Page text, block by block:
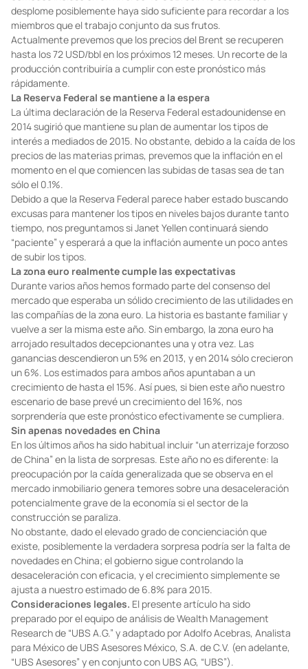
desplome posiblemente haya sido suficiente para recordar a los
miembros que el trabajo conjunto da sus frutos.
Actualmente prevemos que los precios del Brent se recuperen
hasta los 72 USD/bbl en los próximos 12 meses. Un recorte de la
producción contribuiría a cumplir con este pronóstico más
rápidamente.
La Reserva Federal se mantiene a la espera
La última declaración de la Reserva Federal estadounidense en
2014 sugirió que mantiene su plan de aumentar los tipos de
interés a mediados de 2015. No obstante, debido a la caída de los
precios de las materias primas, prevemos que la inflación en el
momento en el que comiencen las subidas de tasas sea de tan
sólo el 0.1%.
Debido a que la Reserva Federal parece haber estado buscando
excusas para mantener los tipos en niveles bajos durante tanto
tiempo, nos preguntamos si Janet Yellen continuará siendo
“paciente” y esperará a que la inflación aumente un poco antes
de subir los tipos.
La zona euro realmente cumple las expectativas
Durante varios años hemos formado parte del consenso del
mercado que esperaba un sólido crecimiento de las utilidades en
las compañías de la zona euro. La historia es bastante familiar y
vuelve a ser la misma este año. Sin embargo, la zona euro ha
arrojado resultados decepcionantes una y otra vez. Las
ganancias descendieron un 5% en 2013, y en 2014 sólo crecieron
un 6%. Los estimados para ambos años apuntaban a un
crecimiento de hasta el 15%. Así pues, si bien este año nuestro
escenario de base prevé un crecimiento del 16%, nos
sorprendería que este pronóstico efectivamente se cumpliera.
Sin apenas novedades en China
En los últimos años ha sido habitual incluir “un aterrizaje forzoso
de China” en la lista de sorpresas. Este año no es diferente: la
preocupación por la caída generalizada que se observa en el
mercado inmobiliario genera temores sobre una desaceleración
potencialmente grave de la economía si el sector de la
construcción se paraliza.
No obstante, dado el elevado grado de concienciación que
existe, posiblemente la verdadera sorpresa podría ser la falta de
novedades en China; el gobierno sigue controlando la
desaceleración con eficacia, y el crecimiento simplemente se
ajusta a nuestro estimado de 6.8% para 2015.
Consideraciones legales. El presente artículo ha sido
preparado por el equipo de análisis de Wealth Management
Research de “UBS A.G.” y adaptado por Adolfo Acebras, Analista
para México de UBS Asesores México, S.A. de C.V. (en adelante,
“UBS Asesores” y en conjunto con UBS AG, “UBS”).